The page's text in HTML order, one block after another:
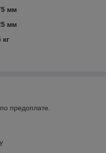
мм
мм
кг
предоплате.